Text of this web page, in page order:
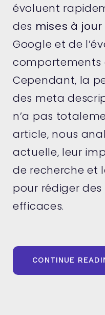
évoluent
des mises à
Google et de
comportements
Cependant, la
des meta
n’a pas
article, nous
actuelle, leur
de recherche et
pour rédiger
efficaces.
CONTINUE